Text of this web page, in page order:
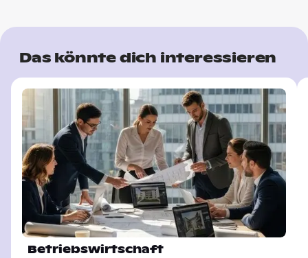
Das könnte dich interessieren
Betriebswirtschaft